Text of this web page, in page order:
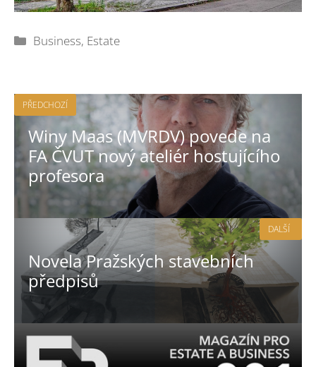
Rubriky
Business, Estate
PŘEDCHOZÍ
Winy Maas (MVRDV) povede na
FA ČVUT nový ateliér hostujícího
profesora
Novela Pražských stavebních
předpisů
DALŠÍ